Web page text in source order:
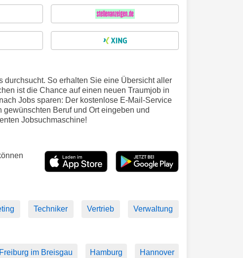
So erhalten Sie eine Übersicht aller
ist die Chance auf einen neuen Traumjob in
Jobs sparen: Der kostenlose E-Mail-Service
Beruf und Ort eingeben und
Jobsuchmaschine!
Techniker Vertrieb Verwaltung
Freiburg im Breisgau Hamburg Hannover